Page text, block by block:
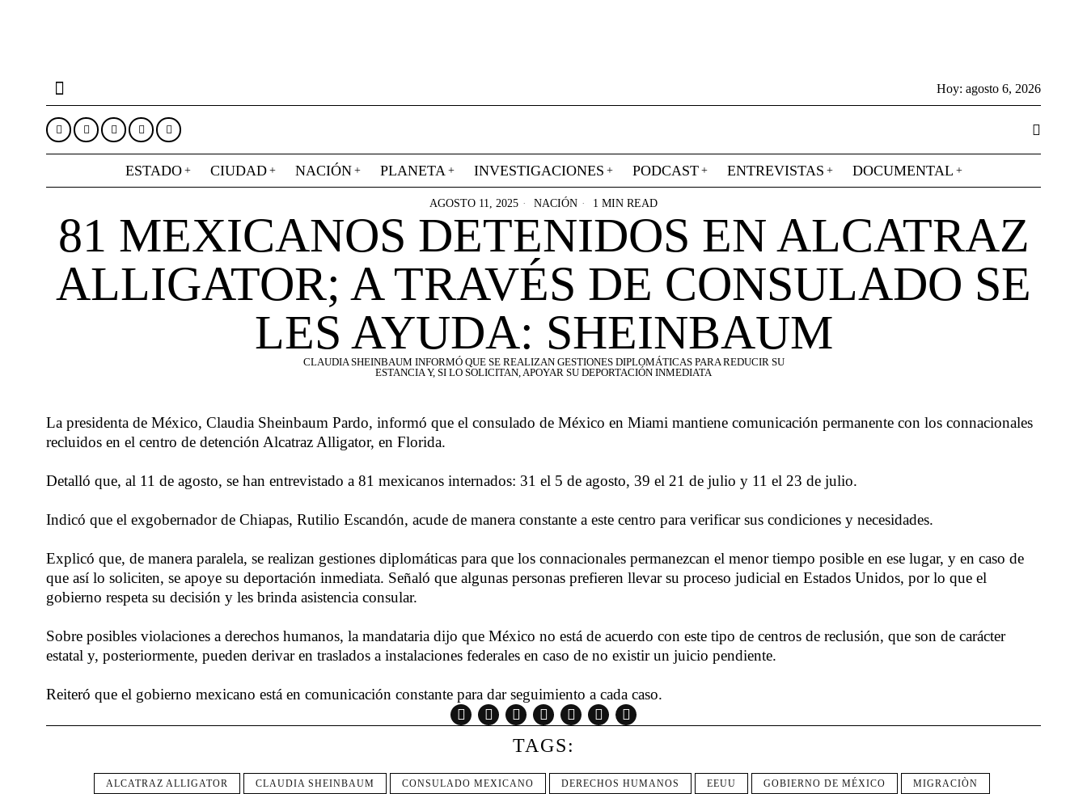
Hoy: agosto 6, 2026
ESTADO CIUDAD NACIÓN PLANETA INVESTIGACIONES PODCAST ENTREVISTAS DOCUMENTAL
AGOSTO 11, 2025 NACIÓN 1 MIN READ
81 MEXICANOS DETENIDOS EN ALCATRAZ
ALLIGATOR; A TRAVÉS DE CONSULADO SE
LES AYUDA: SHEINBAUM
CLAUDIA SHEINBAUM INFORMÓ QUE SE REALIZAN GESTIONES DIPLOMÁTICAS PARA REDUCIR SU
ESTANCIA Y, SI LO SOLICITAN, APOYAR SU DEPORTACIÓN INMEDIATA
La presidenta de México, Claudia Sheinbaum Pardo, informó que el consulado de México en Miami mantiene comunicación permanente con los connacionales
recluidos en el centro de detención Alcatraz Alligator, en Florida.
Detalló que, al 11 de agosto, se han entrevistado a 81 mexicanos internados: 31 el 5 de agosto, 39 el 21 de julio y 11 el 23 de julio.
Indicó que el exgobernador de Chiapas, Rutilio Escandón, acude de manera constante a este centro para verificar sus condiciones y necesidades.
Explicó que, de manera paralela, se realizan gestiones diplomáticas para que los connacionales permanezcan el menor tiempo posible en ese lugar, y en caso de
que así lo soliciten, se apoye su deportación inmediata. Señaló que algunas personas prefieren llevar su proceso judicial en Estados Unidos, por lo que el
gobierno respeta su decisión y les brinda asistencia consular.
Sobre posibles violaciones a derechos humanos, la mandataria dijo que México no está de acuerdo con este tipo de centros de reclusión, que son de carácter
estatal y, posteriormente, pueden derivar en traslados a instalaciones federales en caso de no existir un juicio pendiente.
Reiteró que el gobierno mexicano está en comunicación constante para dar seguimiento a cada caso.
TAGS:
ALCATRAZ ALLIGATOR CLAUDIA SHEINBAUM CONSULADO MEXICANO DERECHOS HUMANOS EEUU GOBIERNO DE MÉXICO MIGRACIÒN